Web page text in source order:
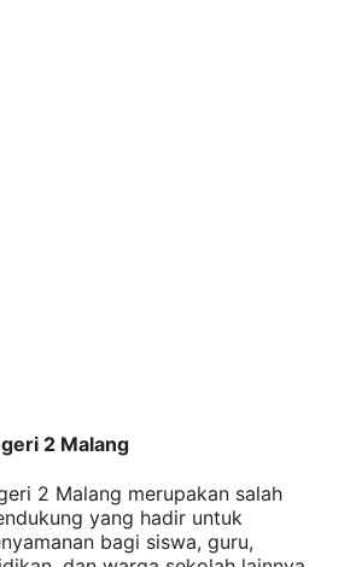
2 Malang
2 Malang merupakan salah
yang hadir untuk
bagi siswa, guru,